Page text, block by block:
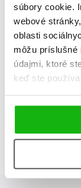
súbory cookie.
webové
oblasti
môžu
údajmi, ktoré
keď ste
Ázia a
Ilona